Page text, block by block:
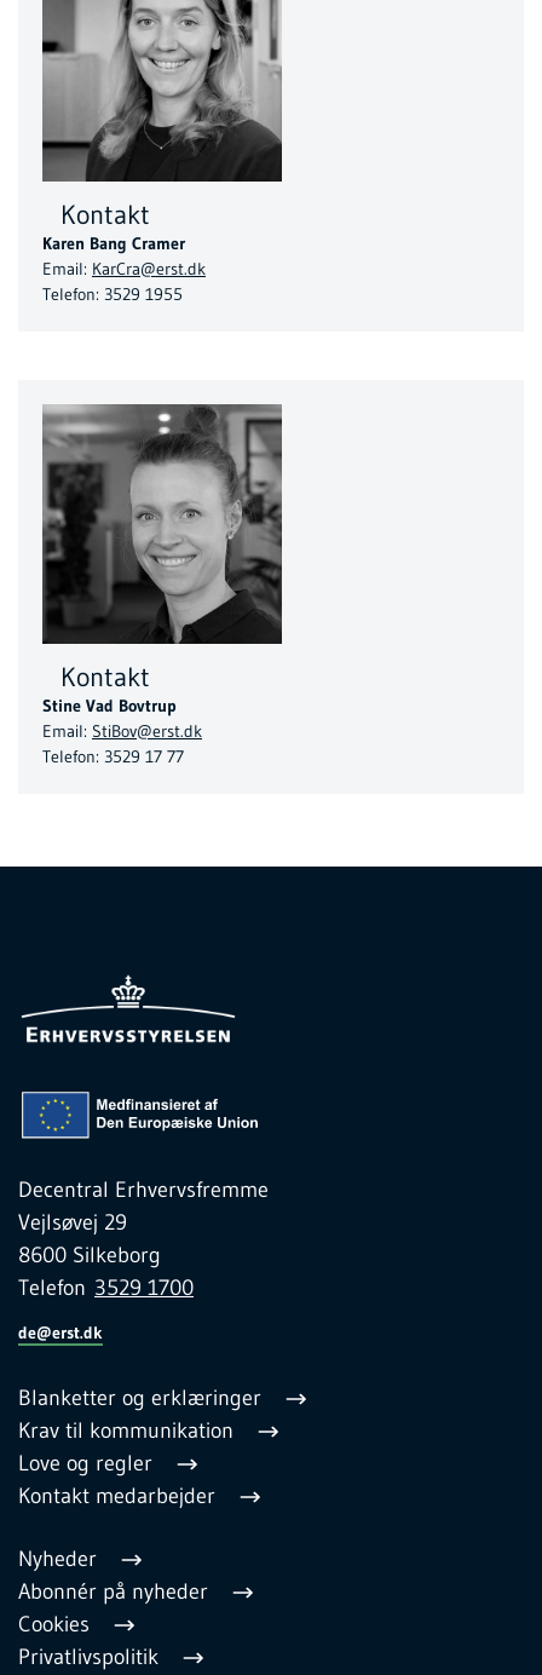
Kontakt
Karen Bang Cramer
Email: KarCra@erst.dk
Telefon: 3529 1955
Kontakt
Stine Vad Bovtrup
Email: StiBov@erst.dk
Telefon: 3529 17 77
Decentral Erhvervsfremme
Vejlsøvej 29
8600 Silkeborg
Telefon 3529 1700
de@erst.dk
Blanketter og erklæringer
Krav til kommunikation
Love og regler
Kontakt medarbejder
Nyheder
Abonnér på nyheder
Cookies
Privatlivspolitik